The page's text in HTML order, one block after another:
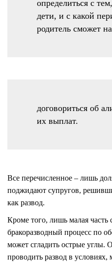
определиться с
дети, и с какой
родитель сможет
договориться об
их выплат.
Все перечисленное – лишь
поджидают супругов,
как развод.
Кроме того, лишь малая часть
бракоразводный процесс по
может сгладить острые углы.
проводить развод в